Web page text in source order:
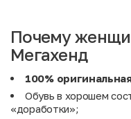
Почему
Мегахенд
100%
Обувь в хорошем
«доработки»;